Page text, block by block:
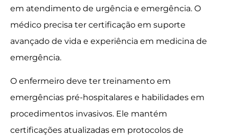
em atendimento de urgência e emergência. O
médico precisa ter certificação em suporte
avançado de vida e experiência em medicina de
emergência.
O enfermeiro deve ter treinamento em
emergências pré-hospitalares e habilidades em
procedimentos invasivos. Ele mantém
certificações atualizadas em protocolos de